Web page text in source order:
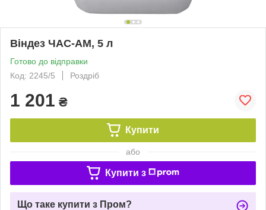
Віндез ЧАС-АМ, 5 л
Готово до відправки
Код: 2245/5
Роздріб
1 201 ₴
Купити
або
Купити з
Що таке купити з Пром?